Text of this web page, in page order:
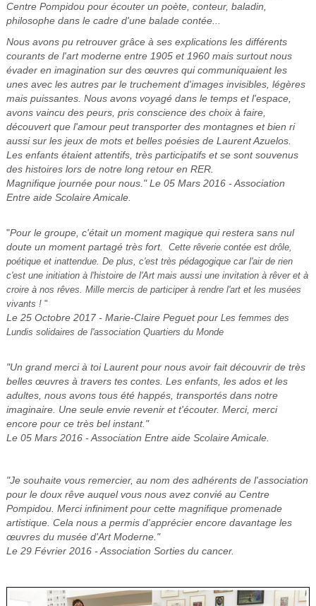
Centre Pompidou pour écouter un poète, conteur, baladin,
philosophe dans le cadre d'une balade contée...
Nous avons pu retrouver grâce à ses explications les différents
courants de l'art moderne entre 1905 et 1960 mais surtout nous
évader en imagination sur des œuvres qui communiquaient les
unes avec les autres par le truchement d'images invisibles, légères
mais puissantes. Nous avons voyagé dans le temps et l'espace,
avons vaincu des peurs, pris conscience des choix à faire,
découvert que l'amour peut transporter des montagnes et bien ri
aussi sur les jeux de mots et belles poésies de Laurent Azuelos.
Les enfants étaient attentifs, très participatifs et se sont souvenus
des histoires lors de notre long retour en RER.
Magnifique journée pour nous." Le 05 Mars 2016 - Association
Entre aide Scolaire Amicale.
"Pour le groupe, c'était un moment magique qui restera sans nul
doute un moment partagé très fort.
Cette rêverie contée est drôle,
poétique et inattendue. De plus, c'est très pédagogique car l'air de rien
c'est une initiation à l'histoire de l'Art mais aussi une invitation à rêver et à
croire à nos rêves. Mille mercis de participer à rendre l'art et les musées
vivants ! "
Le 25 Octobre 2017 - Marie-Claire Peguet pour Les femmes des
Lundis solidaires de l'association Quartiers du Monde
"Un grand merci à toi Laurent pour nous avoir fait découvrir de très
belles œuvres à travers tes contes. Les enfants, les ados et les
adultes, nous avons tous été happés, transportés dans notre
imaginaire. Une seule envie revenir et t'écouter. Merci, merci
encore pour ce très bel instant."
Le 05 Mars 2016 - Association Entre aide Scolaire Amicale.
"Je souhaite vous remercier, au nom des adhérents de l'association
pour le doux rêve auquel vous nous avez convié au Centre
Pompidou. Merci infiniment pour cette magnifique promenade
artistique. Cela nous a permis d'apprécier encore davantage les
œuvres du musée d'Art Moderne."
Le 29 Février 2016 - Association Sorties du cancer.